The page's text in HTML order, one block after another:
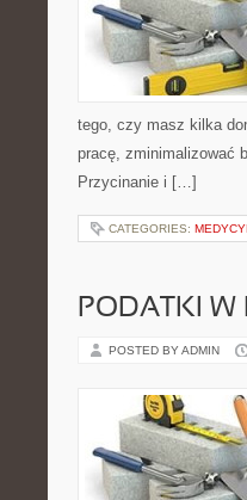
tego, czy masz kilka
pracę, zminimalizować
Przycinanie i […]
CATEGORIES:
PODATKI
POSTED BY ADMIN